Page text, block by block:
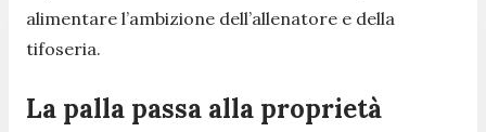
alimentare l’ambizione dell’allenatore e della
tifoseria.
La palla passa alla proprietà